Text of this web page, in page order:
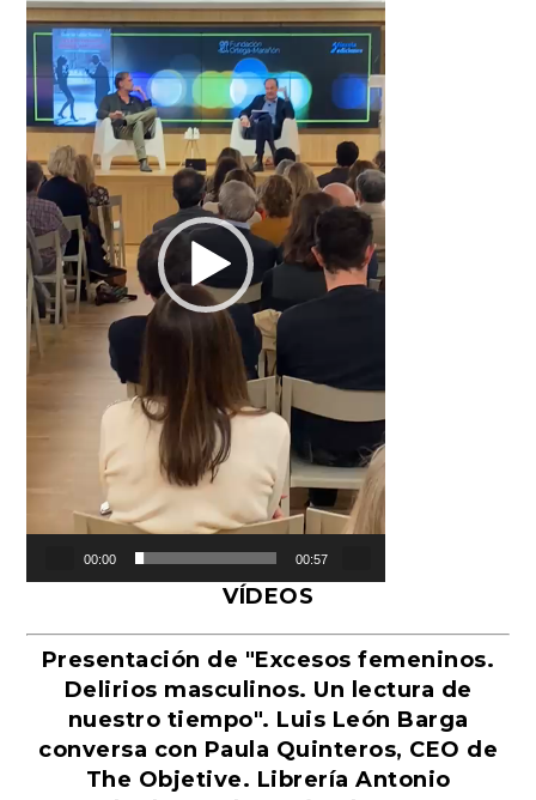
vídeo
00:00 00:57
VÍDEOS
Presentación de "Excesos femeninos.
Delirios masculinos. Un lectura de
nuestro tiempo". Luis León Barga
conversa con Paula Quinteros, CEO de
The Objetive. Librería Antonio